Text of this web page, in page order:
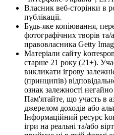
Власник веб-сторінки в
публікації.
Будь-яке копіювання,
фотографічних творів та/
правовласника Getty
Матеріали сайту
старше 21 року (21+).
викликати ігрову
(принципів)
ознак залежності негайно
Пам'ятайте, що участь в
джерелом доходів або
Інформаційний ресурс
ігри на реальні та/або